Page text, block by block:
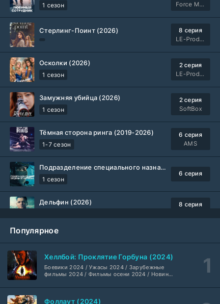
1 сезон
Force Media
Стерлинг-Поинт (2026)
8 серия
LE-Production
Осколки (2026)
1 сезон
2 серия
LE-Production
Замужняя убийца (2026)
1 сезон
2 серия
SoftBox
Тёмная сторона ринга (2019-2026)
1-7 сезон
6 серия
AMS
Подразделение специального назначения (2026)
1 сезон
6 серия
Дельфин (2026)
8 серия
Шугар (2026)
Популярное
Хеллбой: Проклятие Горбуна (2024)
Боевики 2024 / Ужасы 2024 / Зарубежные
фильмы 2024 / Фильмы осени 2024 / Новинки
2024 / Американские фильмы / Фильмы
высоким рейтингом / Интересные фильмы /
Фоллаут (2024)